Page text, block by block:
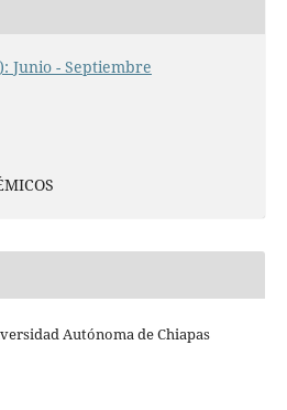
Junio - Septiembre
Autónoma de Chiapas